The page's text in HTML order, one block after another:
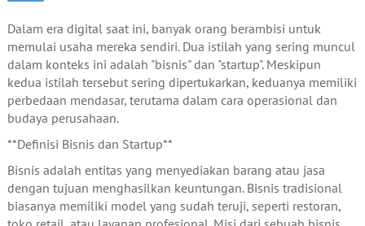
Dalam era digital saat ini, banyak orang berambisi untuk
memulai usaha mereka sendiri. Dua istilah yang sering muncul
dalam konteks ini adalah "bisnis" dan "startup". Meskipun
kedua istilah tersebut sering dipertukarkan, keduanya memiliki
perbedaan mendasar, terutama dalam cara operasional dan
budaya perusahaan.
**Definisi Bisnis dan Startup**
Bisnis adalah entitas yang menyediakan barang atau jasa
dengan tujuan menghasilkan keuntungan. Bisnis tradisional
biasanya memiliki model yang sudah teruji, seperti restoran,